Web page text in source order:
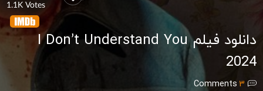
1.1K Votes
دانلود فیلم I Don’t Understand You
2024
3
Comments